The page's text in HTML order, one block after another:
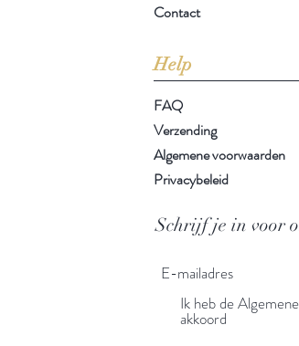
Contact
Help
FAQ
Verzending
Algemene voorwaarden
Privacybeleid
Schrijf je in voor
Ik heb de
akkoord